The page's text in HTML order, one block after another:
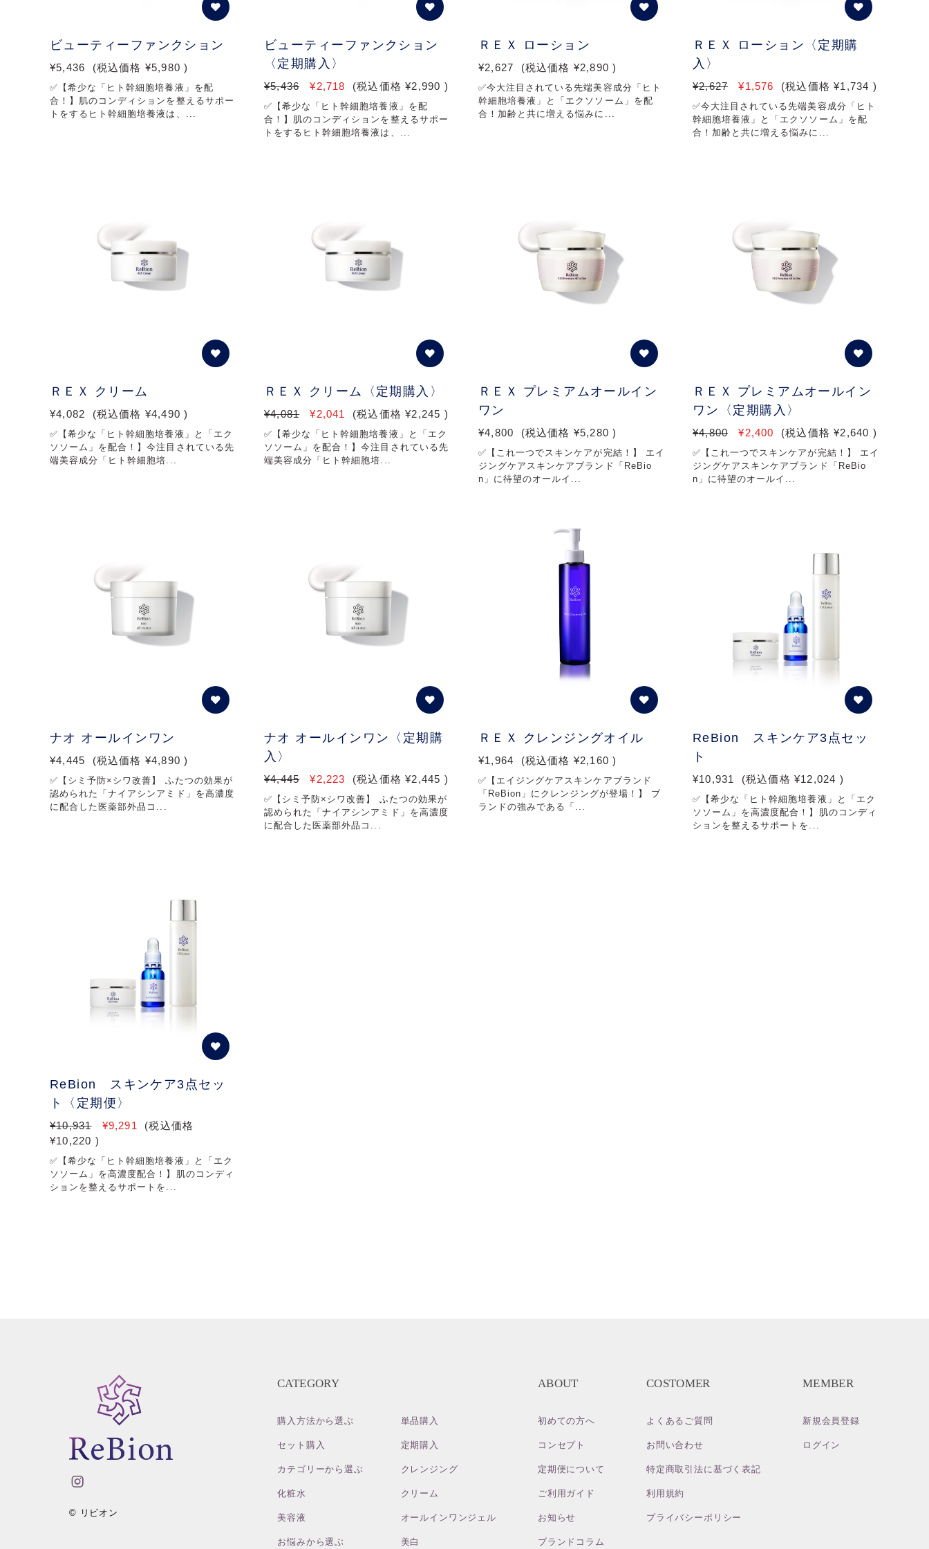
ビューティーファンクション
¥5,436 (税込価格 ¥5,980 )
✅【希少な「ヒト幹細胞培養液」を配
合！】肌のコンディションを整えるサポー
トをするヒト幹細胞培養液は、...
ビューティーファンクション
〈定期購入〉
¥5,436 ¥2,718 (税込価格 ¥2,990 )
✅【希少な「ヒト幹細胞培養液」を配
合！】肌のコンディションを整えるサポー
トをするヒト幹細胞培養液は、...
ＲＥＸ ローション
¥2,627 (税込価格 ¥2,890 )
✅今大注目されている先端美容成分「ヒト
幹細胞培養液」と「エクソソーム」を配
合！加齢と共に増える悩みに...
ＲＥＸ ローション〈定期購
入〉
¥2,627 ¥1,576 (税込価格 ¥1,734 )
✅今大注目されている先端美容成分「ヒト
幹細胞培養液」と「エクソソーム」を配
合！加齢と共に増える悩みに...
ＲＥＸ クリーム
¥4,082 (税込価格 ¥4,490 )
✅【希少な「ヒト幹細胞培養液」と「エク
ソソーム」を配合！】今注目されている先
端美容成分「ヒト幹細胞培...
ＲＥＸ クリーム〈定期購入〉
¥4,081 ¥2,041 (税込価格 ¥2,245 )
✅【希少な「ヒト幹細胞培養液」と「エク
ソソーム」を配合！】今注目されている先
端美容成分「ヒト幹細胞培...
ＲＥＸ プレミアムオールイン
ワン
¥4,800 (税込価格 ¥5,280 )
✅【これ一つでスキンケアが完結！】 エイ
ジングケアスキンケアブランド「ReBio
n」に待望のオールイ...
ＲＥＸ プレミアムオールイン
ワン〈定期購入〉
¥4,800 ¥2,400 (税込価格 ¥2,640 )
✅【これ一つでスキンケアが完結！】 エイ
ジングケアスキンケアブランド「ReBio
n」に待望のオールイ...
ナオ オールインワン
¥4,445 (税込価格 ¥4,890 )
✅【シミ予防×シワ改善】 ふたつの効果が
認められた「ナイアシンアミド」を高濃度
に配合した医薬部外品コ...
ナオ オールインワン〈定期購
入〉
¥4,445 ¥2,223 (税込価格 ¥2,445 )
✅【シミ予防×シワ改善】 ふたつの効果が
認められた「ナイアシンアミド」を高濃度
に配合した医薬部外品コ...
ＲＥＸ クレンジングオイル
¥1,964 (税込価格 ¥2,160 )
✅【エイジングケアスキンケアブランド
「ReBion」にクレンジングが登場！】 ブ
ランドの強みである「...
ReBion スキンケア3点セッ
ト
¥10,931 (税込価格 ¥12,024 )
✅【希少な「ヒト幹細胞培養液」と「エク
ソソーム」を高濃度配合！】肌のコンディ
ションを整えるサポートを...
ReBion スキンケア3点セッ
ト〈定期便〉
¥10,931 ¥9,291
(税込価格
¥10,220 )
✅【希少な「ヒト幹細胞培養液」と「エク
ソソーム」を高濃度配合！】肌のコンディ
ションを整えるサポートを...
© リビオン
CATEGORY
購入方法から選ぶ 単品購入
セット購入 定期購入
カテゴリーから選ぶ クレンジング
化粧水 クリーム
美容液 オールインワンジェル
お悩みから選ぶ 美白
ABOUT
初めての方へ
コンセプト
定期便について
ご利用ガイド
お知らせ
ブランドコラム
COSTOMER
よくあるご質問
お問い合わせ
特定商取引法に基づく表記
利用規約
プライバシーポリシー
MEMBER
新規会員登録
ログイン